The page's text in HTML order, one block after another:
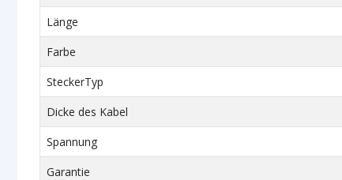
Länge
Farbe
SteckerTyp
Dicke des Kabel
Spannung
Garantie